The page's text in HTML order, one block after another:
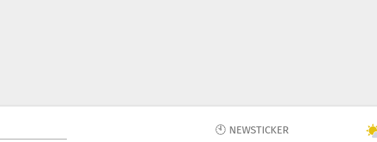
🕙 NEWSTICKER